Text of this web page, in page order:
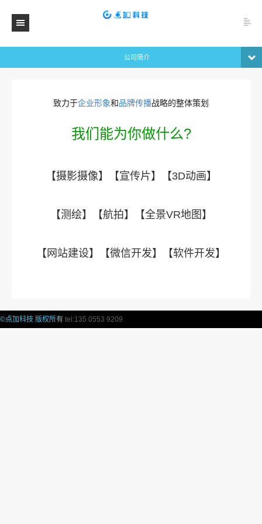
公司简介
致力于企业形象和品牌传播战略的整体策划
我们能为你做什么?
【摄影摄像】【宣传片】【3D动画】
【测绘】 【航拍】 【全景VR地图】
【网站建设】 【微信开发】 【软件开发】
©点加科技 版权所有 tel:135 0553 9209